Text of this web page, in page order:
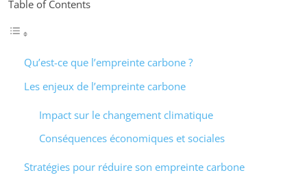
Table of Contents
Qu’est-ce que l’empreinte carbone ?
Les enjeux de l’empreinte carbone
Impact sur le changement climatique
Conséquences économiques et sociales
Stratégies pour réduire son empreinte carbone